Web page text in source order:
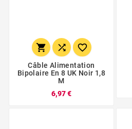
  
Câble Alimentation
Bipolaire En 8 UK Noir 1,8
M
6,97 €